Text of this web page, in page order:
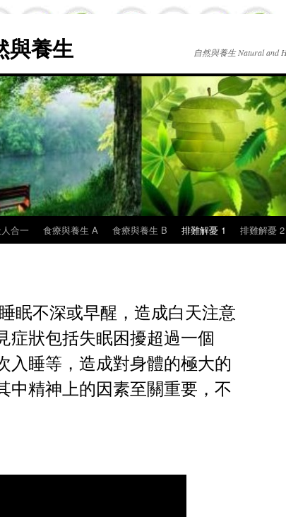
養生 自然與養生 Natural and
合一 食療與養生 A 食療與養生 B 排難解憂 1 排難解憂 2
眠不深或早醒，造成白天注意
症狀包括失眠困擾超過一個
入睡等，造成對身體的極大的
中精神上的因素至關重要，不